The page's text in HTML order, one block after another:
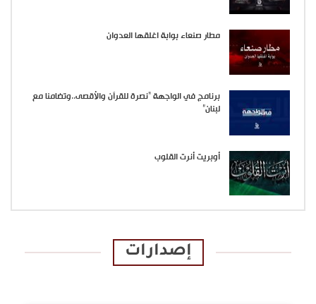
مطار صنعاء بوابة اغلقها العدوان
برنامج في الواجهة “نصرة للقرآن والأقصى..وتضامنا مع
لبنان”
أوبريت أنرت القلوب
إصدارات